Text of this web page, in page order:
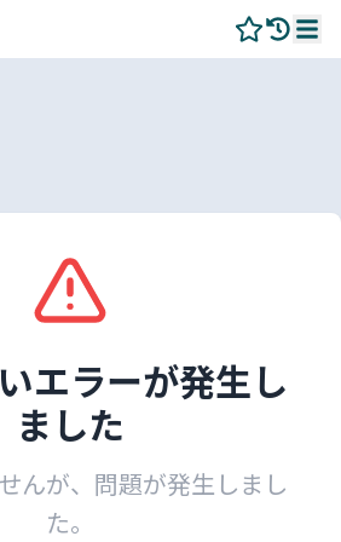
エラーが発生し
ました
んが、問題が発生しまし
た。